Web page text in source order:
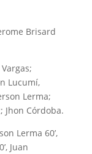
Brisard
Lucumí,
Lerma;
Jhon Córdoba.
Lerma 60’,
Juan